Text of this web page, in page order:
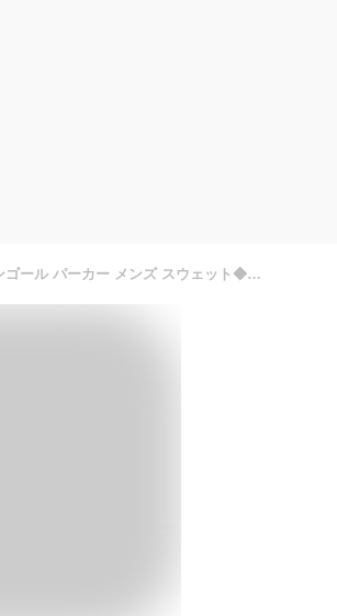
【在庫一掃SALE】【送料無料】カンゴール パーカー メンズ スウェット◆KANGOL ワンポイント 刺繍 プルオーバーパーカー◆ブランド フーディ おしゃれ プルパーカー トレーナー フード オーバーサイズ ビッグシルエット ゆったり トップス 服 春服 黒 白 20代 30代 40代